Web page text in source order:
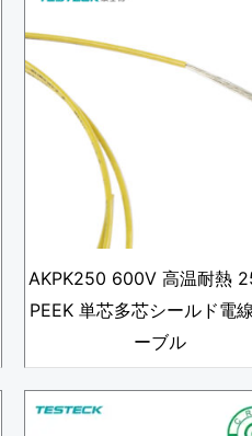
AKPK250 600V 高温耐熱
PEEK 単芯多芯シールド電
ーブル